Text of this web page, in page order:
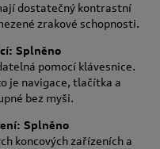
dostatečný kontrastní
zrakové schopnosti.
Splněno
pomocí klávesnice.
je navigace, tlačítka a
bez myši.
Splněno
koncových zařízeních a